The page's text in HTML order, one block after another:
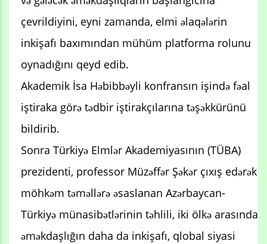
çevrildiyini, eyni zamanda, elmi əlaqələrin
inkişafı baxımından mühüm platforma rolunu
oynadığını qeyd edib.
Akademik İsa Həbibbəyli konfransın işində fəal
iştiraka görə tədbir iştirakçılarına təşəkkürünü
bildirib.
Sonra Türkiyə Elmlər Akademiyasının (TÜBA)
prezidenti, professor Müzəffər Şəkər çıxış edərək
möhkəm təməllərə əsaslanan Azərbaycan-
Türkiyə münasibətlərinin təhlili, iki ölkə arasında
əməkdaşlığın daha da inkişafı, qlobal siyasi